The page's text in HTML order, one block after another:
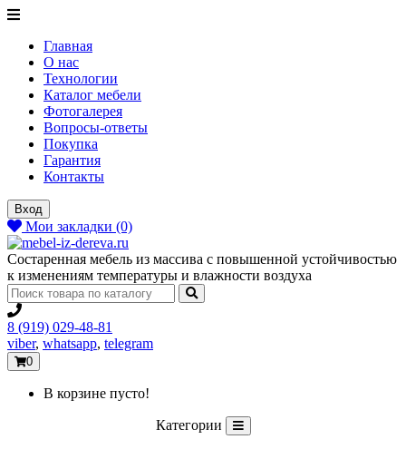
Главная
О нас
Технологии
Каталог мебели
Фотогалерея
Вопросы-ответы
Покупка
Гарантия
Контакты
Вход
Мои закладки (0)
Состаренная мебель из массива с повышенной устойчивостью
к изменениям температуры и влажности воздуха
8 (919) 029-48-81
viber, whatsapp, telegram
0
В корзине пусто!
Категории